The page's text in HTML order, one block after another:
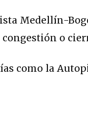
Medellín-
o
como la